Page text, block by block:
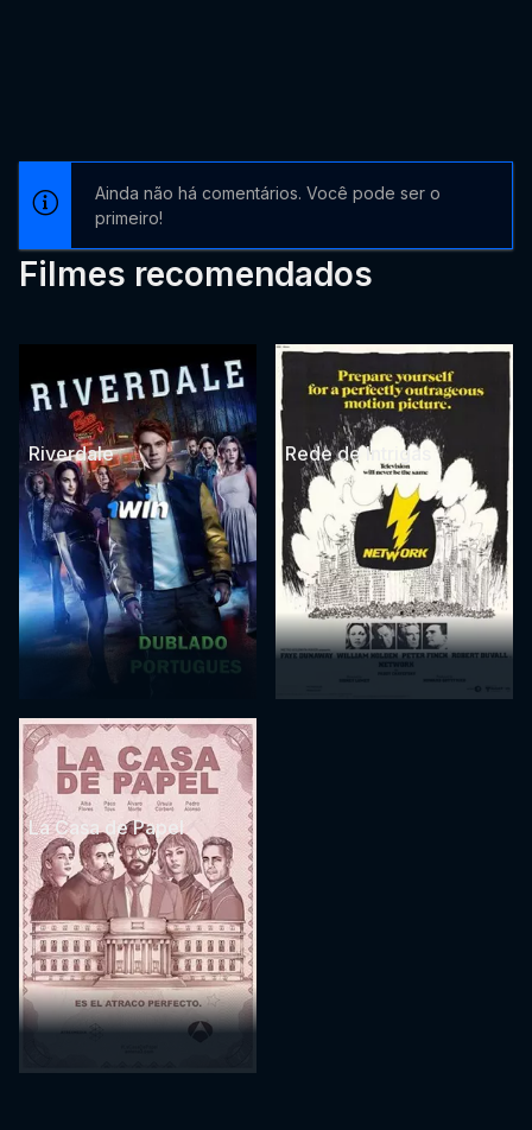
Ainda não há comentários. Você pode ser o
primeiro!
Filmes recomendados
Riverdale Rede de Intrigas
La Casa de Papel